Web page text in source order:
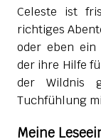
Celeste ist
richtiges
oder eben ein
der ihre Hilfe
der Wildnis
Tuchfühlung
Meine